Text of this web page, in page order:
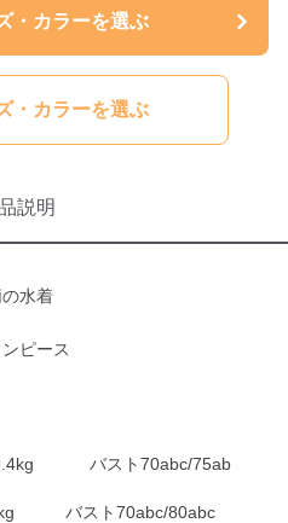
・カラーを選ぶ
・カラーを選ぶ
説明
水着
ピース
バスト70abc/75ab
69kg バスト70abc/80abc